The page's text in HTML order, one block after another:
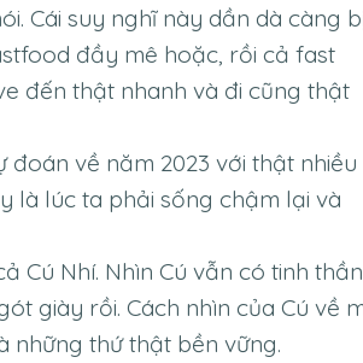
Cái suy nghĩ này dần dà càng
đầy mê hoặc, rồi cả fast
đến thật nhanh và đi cũng thật
về năm 2023 với thật nhiều
là lúc ta phải sống chậm lại và
Cú Nhí. Nhìn Cú vẫn có tinh thần
giày rồi. Cách nhìn của Cú về
những thứ thật bền vững.